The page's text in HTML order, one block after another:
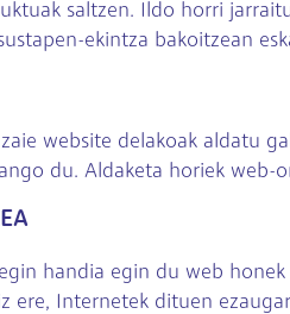
saltzen. Ildo horri
ekintza bakoitzean
website delakoak aldatu
du. Aldaketa horiek web-
handia egin du web
ere, Internetek dituen